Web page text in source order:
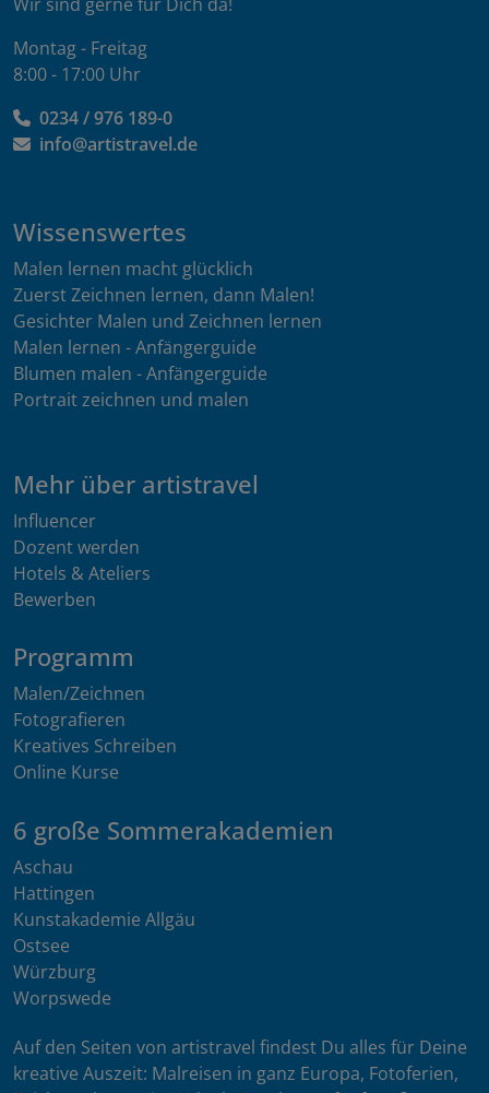
Montag - Freitag
8:00 - 17:00 Uhr
0234 / 976 189-0
info@artistravel.de
Wissenswertes
Malen lernen macht glücklich
Zuerst Zeichnen lernen, dann Malen!
Gesichter Malen und Zeichnen lernen
Malen lernen - Anfängerguide
Blumen malen - Anfängerguide
Portrait zeichnen und malen
Mehr über artistravel
Influencer
Dozent werden
Hotels & Ateliers
Bewerben
Programm
Malen/Zeichnen
Fotografieren
Kreatives Schreiben
Online Kurse
6 große Sommerakademien
Aschau
Hattingen
Kunstakademie Allgäu
Ostsee
Würzburg
Worpswede
Auf den Seiten von artistravel findest Du alles für Deine
kreative Auszeit: Malreisen in ganz Europa, Fotoferien,